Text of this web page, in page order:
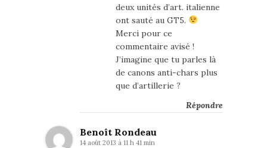
deux unités d’art. italienne
ont sauté au GT5.
Merci pour ce
commentaire avisé !
J’imagine que tu parles là
de canons anti-chars plus
que d’artillerie ?
Répondre
Benoît Rondeau
14 août 2013 à 11 h 41 min